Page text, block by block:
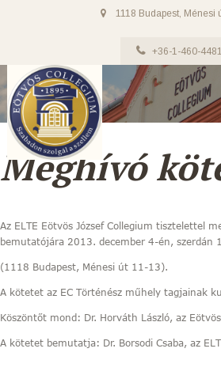
1118 Budapest, Ménesi
+36-1-460-4481
Meghívó
Az ELTE Eötvös József Collegium tisztelettel
bemutatójára 2013. december 4-én, szerdán
(1118 Budapest, Ménesi út 11-13).
A kötetet az EC Történész műhely tagjainak
Köszöntőt mond: Dr. Horváth László, az
A kötetet bemutatja: Dr. Borsodi Csaba, az